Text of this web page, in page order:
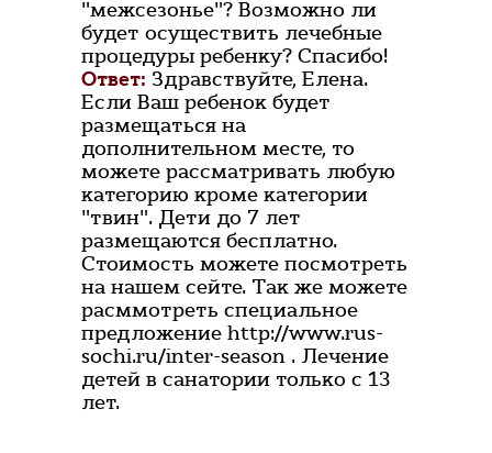
"межсезонье"? Возможно ли
будет осуществить лечебные
процедуры ребенку? Спасибо!
Ответ: Здравствуйте, Елена.
Если Ваш ребенок будет
размещаться на
дополнительном месте, то
можете рассматривать любую
категорию кроме категории
"твин". Дети до 7 лет
размещаются бесплатно.
Стоимость можете посмотреть
на нашем сейте. Так же можете
расммотреть специальное
предложение http://www.rus-
sochi.ru/inter-season . Лечение
детей в санатории только с 13
лет.